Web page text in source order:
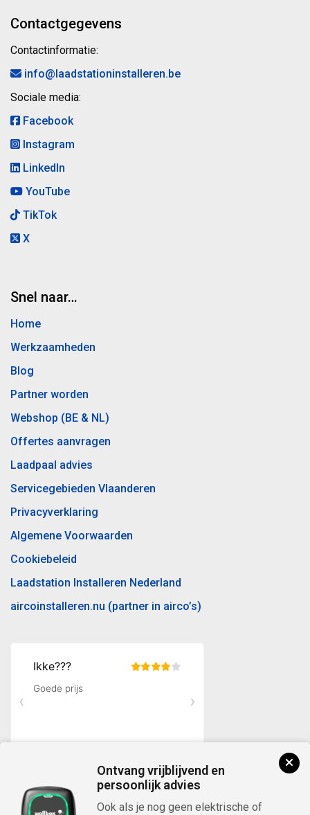
Contactgegevens
Contactinformatie:
info@laadstationinstalleren.be
Sociale media:
Facebook
Instagram
LinkedIn
YouTube
TikTok
X
Snel naar…
Home
Werkzaamheden
Blog
Partner worden
Webshop (BE & NL)
Offertes aanvragen
Laadpaal advies
Servicegebieden Vlaanderen
Privacyverklaring
Algemene Voorwaarden
Cookiebeleid
Laadstation Installeren Nederland
aircoinstalleren.nu (partner in airco’s)
Ontvang vrijblijvend en
persoonlijk advies
Ook als je nog geen elektrische of